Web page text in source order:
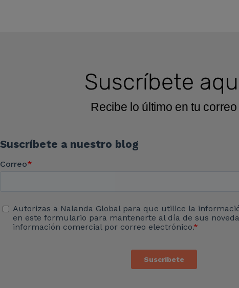
Suscríbete
Recibe lo último en tu correo